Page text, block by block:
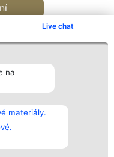
Live chat
na
materiály.
Kontakt